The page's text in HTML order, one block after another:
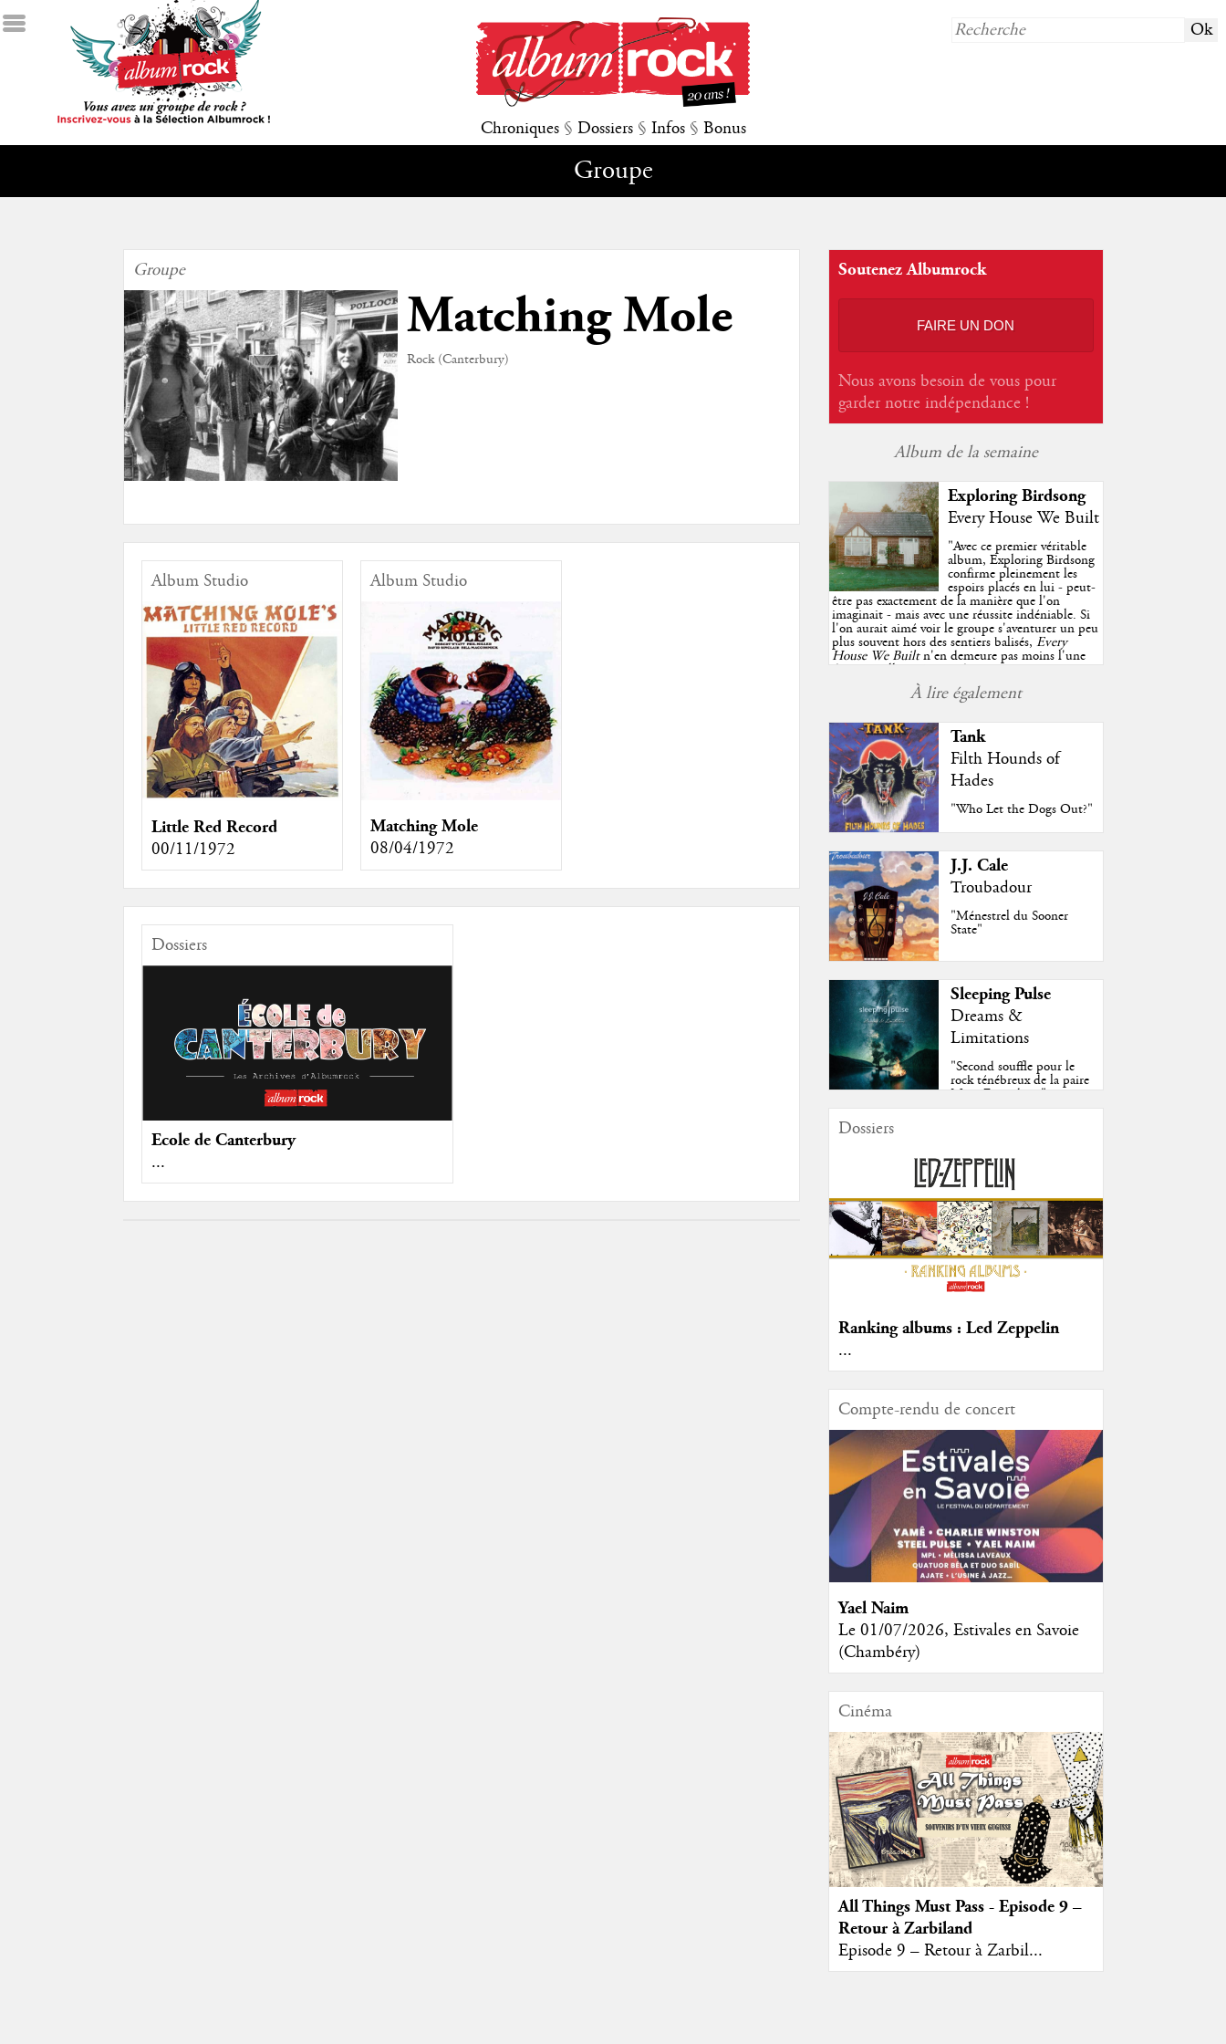
Chroniques § Dossiers § Infos § Bonus
Groupe
Groupe
Matching Mole
Rock (Canterbury)
Album Studio
Little Red Record
00/11/1972
Album Studio
Matching Mole
08/04/1972
Dossiers
Ecole de Canterbury
...
Soutenez Albumrock
FAIRE UN DON
Nous avons besoin de vous pour
garder notre indépendance !
Album de la semaine
Exploring Birdsong
Every House We Built
"Avec ce premier véritable
album, Exploring Birdsong
confirme pleinement les
espoirs placés en lui - peut-
être pas exactement de la manière que l'on
imaginait - mais avec une réussite indéniable. Si
l'on aurait aimé voir le groupe s'aventurer un peu
plus souvent hors des sentiers balisés,Every
House We Builtn'en demeure pas moins l'une
des très belles surprises de cette année, porté par
plusieurs morceaux qui trouveront sans difficulté
une place de choix dans vos playlists estivales.
À lire également
Tank
Filth Hounds of
Hades
"Who Let the Dogs Out?"
J.J. Cale
Troubadour
"Ménestrel du Sooner
State"
Sleeping Pulse
Dreams &
Limitations
"Second souffle pour le
rock ténébreux de la paire
Moss-Fazendeiro"
Dossiers
Ranking albums : Led Zeppelin
...
Compte-rendu de concert
Yael Naim
Le 01/07/2026, Estivales en Savoie
(Chambéry)
Cinéma
All Things Must Pass - Episode 9 –
Retour à Zarbiland
Episode 9 – Retour à Zarbil...